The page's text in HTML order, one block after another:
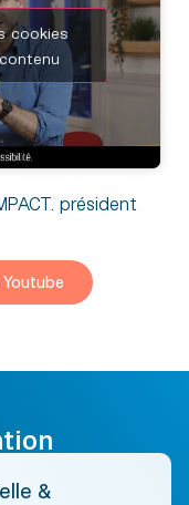
cookies
président
&